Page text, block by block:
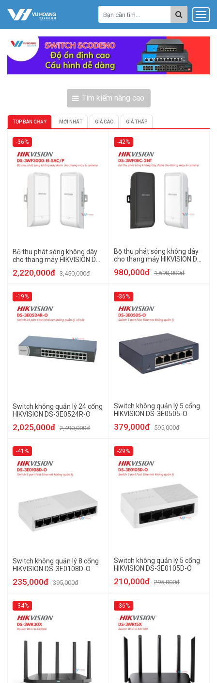
Tìm kiếm nâng cao
TOP BÁN CHẠY MỚI NHẤT GIÁ CAO GIÁ THẤP
-36%
Bộ thu phát sóng không dây
cho thang máy HIKVISION DS-
2,220,000đ 3,450,000đ
-42%
Bộ thu phát sóng không dây
cho thang máy HIKVISION DS-
980,000đ 1,690,000đ
-19%
Switch không quản lý 24 cổng
HIKVISION DS-3E0524R-O
2,025,000đ 2,490,000đ
-36%
Switch không quản lý 5 cổng
HIKVISION DS-3E0505-O
379,000đ 595,000đ
-41%
Switch không quản lý 8 cổng
HIKVISION DS-3E0108D-O
235,000đ 395,000đ
-29%
Switch không quản lý 5 cổng
HIKVISION DS-3E0105D-O
210,000đ 295,000đ
-34% -36%